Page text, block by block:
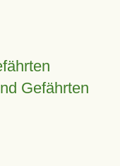
Gefährten